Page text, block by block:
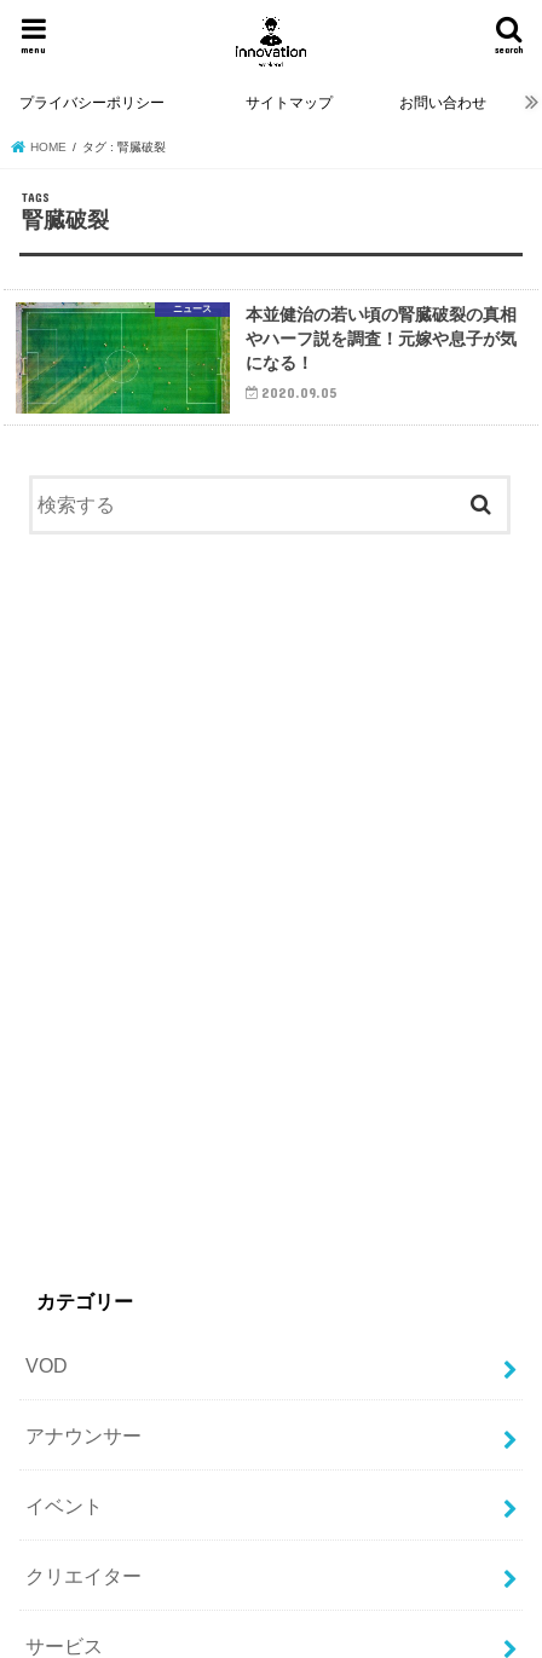
search
menu
プライバシーポリシー サイトマップ お問い合わせ
HOME タグ : 腎臓破裂
腎臓破裂
ニュース
本並健治の若い頃の腎臓破裂の真相
やハーフ説を調査！元嫁や息子が気
になる！
2020.09.05
カテゴリー
VOD
アナウンサー
イベント
クリエイター
サービス